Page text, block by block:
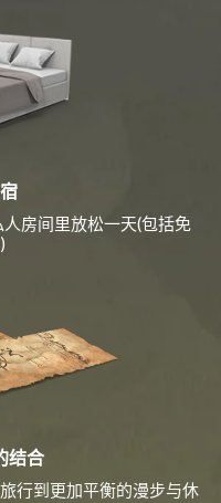
房间里放松一天(包括免
结合
行到更加平衡的漫步与休